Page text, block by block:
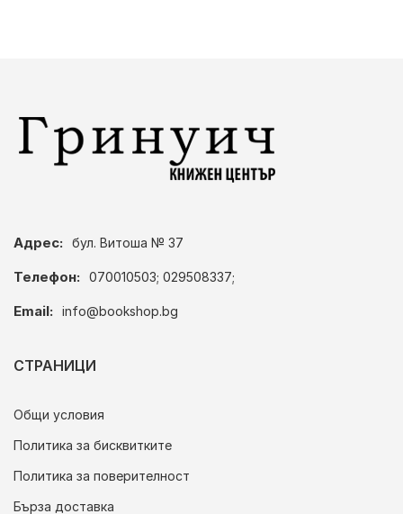
Адрес: бул. Витоша № 37
Телефон: 070010503; 029508337;
Email: info@bookshop.bg
СТРАНИЦИ
Общи условия
Политика за бисквитките
Политика за поверителност
Бърза доставка